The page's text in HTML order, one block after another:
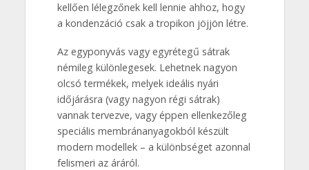
kellően lélegzőnek kell lennie ahhoz, hogy
a kondenzáció csak a tropikon jöjjön létre.
Az egyponyvás vagy egyrétegű sátrak
némileg különlegesek. Lehetnek nagyon
olcsó termékek, melyek ideális nyári
időjárásra (vagy nagyon régi sátrak)
vannak tervezve, vagy éppen ellenkezőleg
speciális membránanyagokból készült
modern modellek – a különbséget azonnal
felismeri az áráról.